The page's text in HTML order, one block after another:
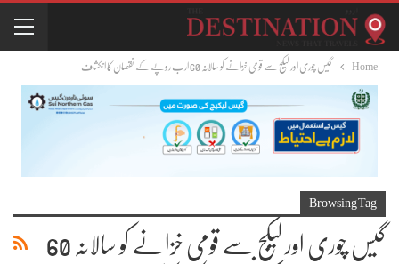
Home گیس چوری اور لیکج سے قومی خزانے کو سالانہ 60 ارب روپے کے نقصان کا انکشاف
Browsing Tag
گیس چوری اور لیکج سے قومی خزانے کو سالانہ 60